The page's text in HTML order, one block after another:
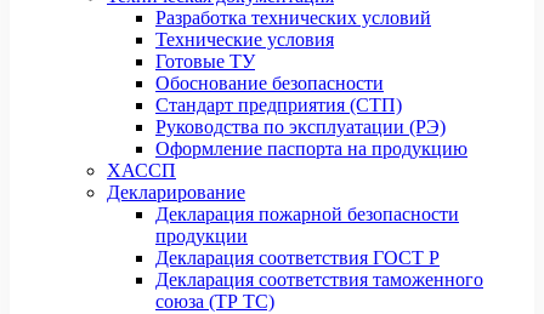
Разработка технических условий
Технические условия
Готовые ТУ
Обоснование безопасности
Стандарт предприятия (СТП)
Руководства по эксплуатации (РЭ)
Оформление паспорта на продукцию
ХАССП
Декларирование
Декларация пожарной безопасности
продукции
Декларация соответствия ГОСТ Р
Декларация соответствия таможенного
союза (ТР ТС)